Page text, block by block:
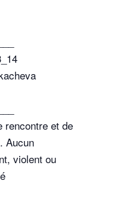
rencontre et de
Aucun
violent ou